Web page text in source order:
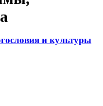
и культуры